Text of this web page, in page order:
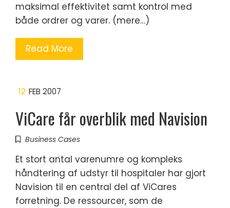
maksimal effektivitet samt kontrol med
både ordrer og varer. (mere…)
Read More
12 FEB 2007
ViCare får overblik med Navision
Business Cases
Et stort antal varenumre og kompleks
håndtering af udstyr til hospitaler har gjort
Navision til en central del af ViCares
forretning. De ressourcer, som de